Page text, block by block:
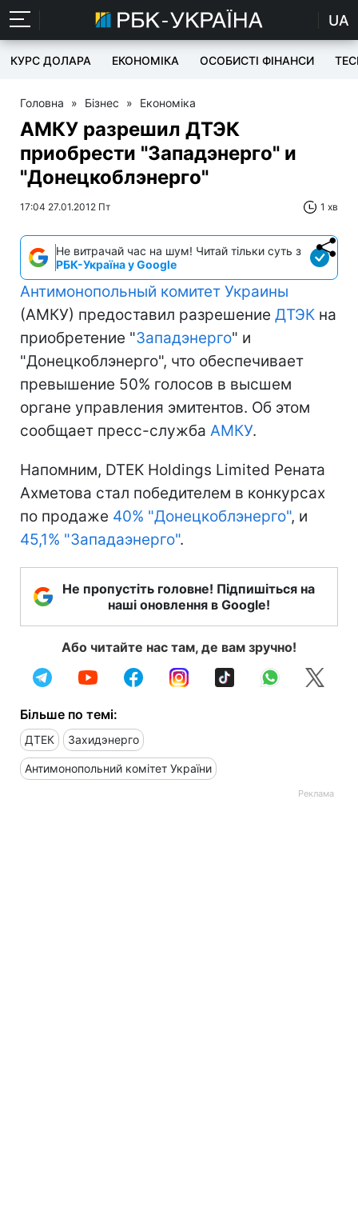
UA
КУРС ДОЛАРА ЕКОНОМІКА ОСОБИСТІ ФІНАНСИ
Головна » Бізнес » Економіка
АМКУ разрешил ДТЭК
приобрести "Западэнерго" и
"Донецкоблэнерго"
17:04 27.01.2012 Пт 1 хв
Не витрачай час на шум! Читай тільки суть з
РБК-Україна у Google
Антимонопольный комитет Украины
(АМКУ) предоставил разрешение ДТЭК на
приобретение "Западэнерго" и
"Донецкоблэнерго", что обеспечивает
превышение 50% голосов в высшем
органе управления эмитентов. Об этом
сообщает пресс-служба АМКУ.
Напомним, DTEK Holdings Limited Рената
Ахметова стал победителем в конкурсах
по продаже 40% "Донецкоблэнерго", и
45,1% "Западаэнерго".
Не пропустіть головне! Підпишіться на
наші оновлення в Google!
Або читайте нас там, де вам зручно!
Більше по темі:
ДТЕК Захидэнерго
Антимонопольний комітет України